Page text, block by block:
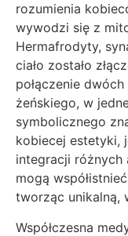
rozumienia
wywodzi się z
Hermafrodyty,
ciało zostało
połączenie
żeńskiego, w
symbolicznego
kobiecej estetyki,
integracji różnych
mogą
tworząc unikalną,
Współczesna